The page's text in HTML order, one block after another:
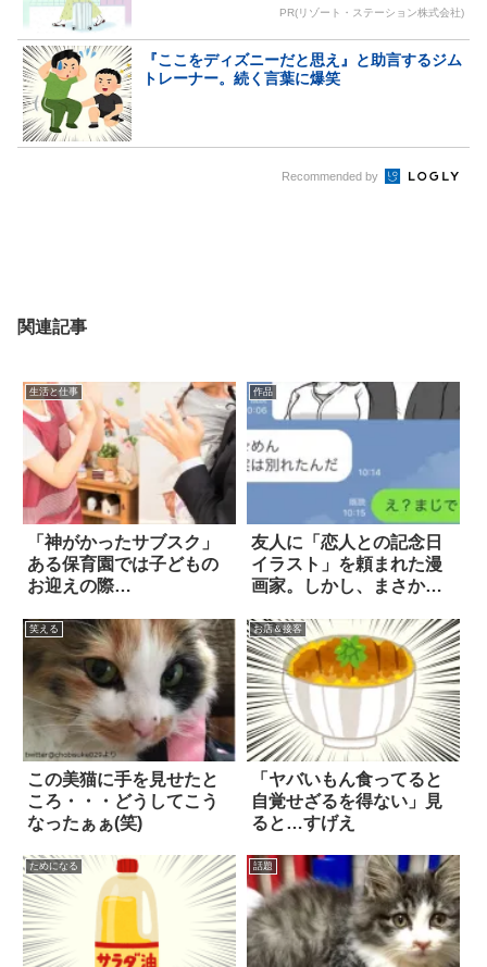
PR(リゾート・ステーション株式会社)
『ここをディズニーだと思え』と助言するジム
トレーナー。続く言葉に爆笑
Recommended by
関連記事
生活と仕事
「神がかったサブスク」
ある保育園では子どもの
お迎えの際…
作品
友人に「恋人との記念日
イラスト」を頼まれた漫
画家。しかし、まさかの
笑える
この美猫に手を見せたと
ころ・・・どうしてこう
なったぁぁ(笑)
お店＆接客
「ヤバいもん食ってると
自覚せざるを得ない」見
ると…すげえ
ためになる 話題